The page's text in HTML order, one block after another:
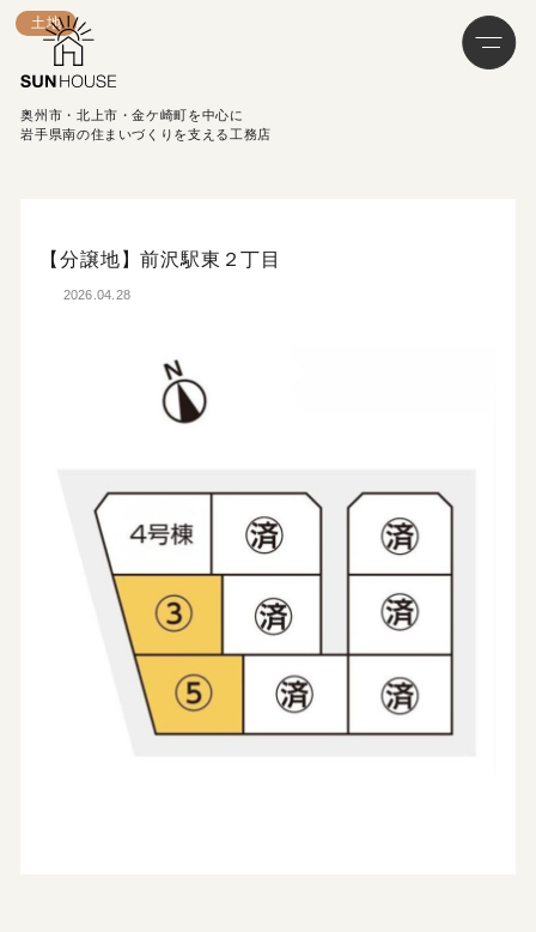
奥州市・北上市・金ケ崎町を中心に
岩手県南の住まいづくりを支える工務店
【分譲地】前沢駅東２丁目
2026.04.28
土地